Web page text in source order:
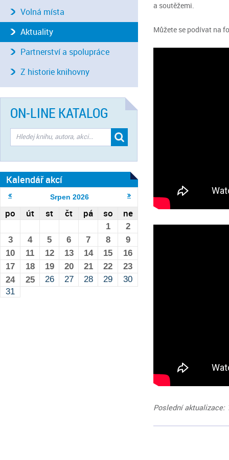
a soutěžemi.
Můžete se podívat na
Poslední aktualizace:
Volná místa
Aktuality
Partnerství a spolupráce
Z historie knihovny
ON-LINE KATALOG
Kalendář akcí
Srpen 2026
po út st čt pá so ne
1
2
3
4 5 6 7 8
9
10
11 12 13 14 15
16
17
18 19 20 21 22
23
24
25 26 27 28 29
30
31